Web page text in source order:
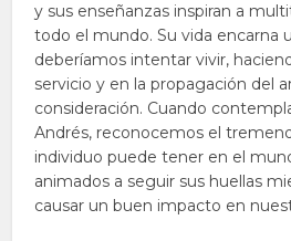
y sus enseñanzas inspiran a
todo el mundo. Su vida encarna
deberíamos intentar vivir,
servicio y en la propagación del
consideración. Cuando
Andrés, reconocemos el
individuo puede tener en el
animados a seguir sus huellas
causar un buen impacto en